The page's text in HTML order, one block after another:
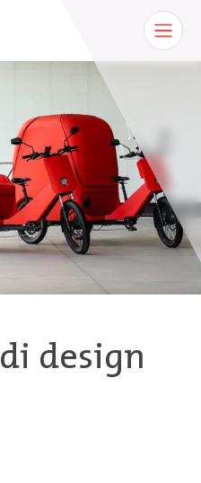
di design